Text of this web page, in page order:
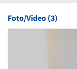
Foto/Video (3)